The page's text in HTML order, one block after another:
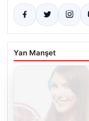
Yan Manşet